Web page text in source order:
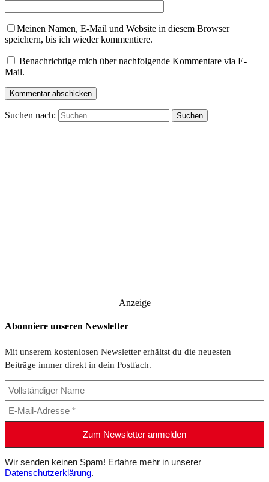
Meinen Namen, E-Mail und Website in diesem Browser
speichern, bis ich wieder kommentiere.
Benachrichtige mich über nachfolgende Kommentare via E-
Mail.
Suchen nach:
Anzeige
Abonniere unseren Newsletter
Mit unserem kostenlosen Newsletter erhältst du die neuesten
Beiträge immer direkt in dein Postfach.
Wir senden keinen Spam! Erfahre mehr in unserer
Datenschutzerklärung.